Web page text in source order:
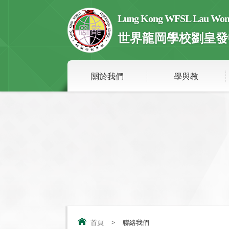
Lung Kong WFSL Lau
世界龍岡學校劉皇
關於我們 學與教
首頁 > 聯絡我們